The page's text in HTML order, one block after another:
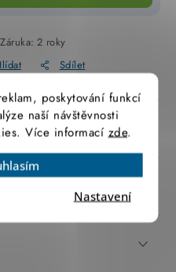
poskytování funkcí
naší návštěvnosti
Více informacízde.
Nastavení
dle výrobců
Záruka: 2 roky
Sdílet